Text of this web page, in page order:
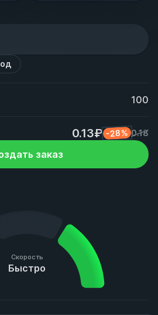
100
0.13₽ -28% 0.18
заказ
Скорость
Быстро